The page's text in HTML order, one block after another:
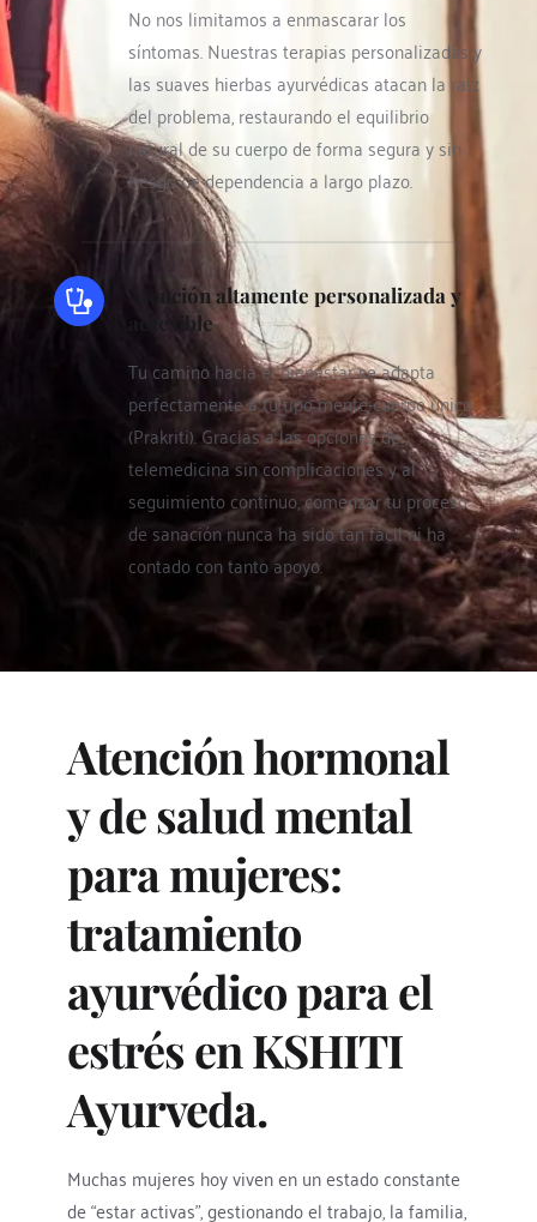
No nos limitamos a enmascarar los
síntomas. Nuestras terapias personalizadas y
las suaves hierbas ayurvédicas atacan la raíz
del problema, restaurando el equilibrio
natural de su cuerpo de forma segura y sin
riesgo de dependencia a largo plazo.
Atención altamente personalizada y
accesible
Tu camino hacia el bienestar se adapta
perfectamente a tu tipo mente-cuerpo único
(Prakriti). Gracias a las opciones de
telemedicina sin complicaciones y al
seguimiento continuo, comenzar tu proceso
de sanación nunca ha sido tan fácil ni ha
contado con tanto apoyo.
Atención hormonal
y de salud mental
para mujeres:
tratamiento
ayurvédico para el
estrés en KSHITI
Ayurveda.
Muchas mujeres hoy viven en un estado constante
de “estar activas”, gestionando el trabajo, la familia,